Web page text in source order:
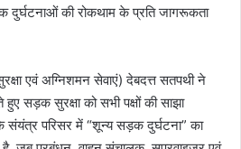
दुर्घटनाओं की रोकथाम के प्रति जागरूकता
एवं अग्निशमन सेवाएं) देबदत्त सतपथी ने
सड़क सुरक्षा को सभी पक्षों की साझा
संयंत्र परिसर में “शून्य सड़क दुर्घटना” का